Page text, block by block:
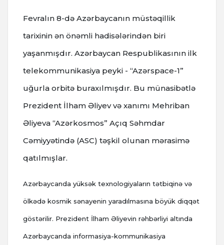
Fevralın 8-də Azərbaycanın müstəqillik
tarixinin ən önəmli hadisələrindən biri
yaşanmışdır. Azərbaycan Respublikasının ilk
telekommunikasiya peyki - “Azərspace-1”
uğurla orbitə buraxılmışdır. Bu münasibətlə
Prezident İlham Əliyev və xanımı Mehriban
Əliyeva “Azərkosmos” Açıq Səhmdar
Cəmiyyətində (ASC) təşkil olunan mərasimə
qatılmışlar.
Azərbaycanda yüksək texnologiyaların tətbiqinə və
ölkədə kosmik sənayenin yaradılmasına böyük diqqət
göstərilir. Prezident İlham Əliyevin rəhbərliyi altında
Azərbaycanda informasiya-kommunikasiya